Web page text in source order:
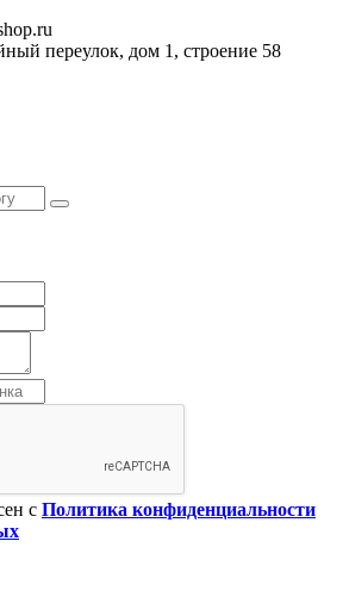
переулок, дом 1, строение 58
c Политика конфиденциальности